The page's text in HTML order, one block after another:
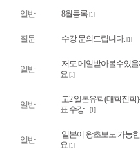
일반 8월등록 [1]
질문 수강 문의드립니다. [1]
일반
저도 메일받아볼수있
요 [1]
일반
고2 일본유학(대학진학
표 수강... [1]
일반
일본어 왕초보도 가능
요 [1]